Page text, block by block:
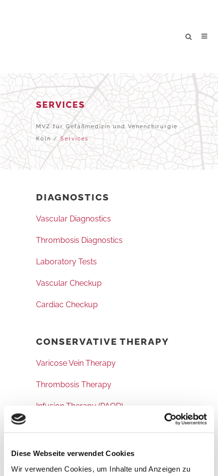
Diese Webseite verwendet Cookies
Wir verwenden Cookies, um Inhalte und Anzeigen zu
SERVICES
MVZ für Gefäßmedizin und Venenchirurgie
Köln/Services
DIAGNOSTICS
Vascular Diagnostics
Thrombosis Diagnostics
Laboratory Tests
Vascular Checkup
Cardiac Checkup
CONSERVATIVE THERAPY
Varicose Vein Therapy
Thrombosis Therapy
Infusion Therapy (PAOD)
Lymphedema Therapy
Lipedema Therapy